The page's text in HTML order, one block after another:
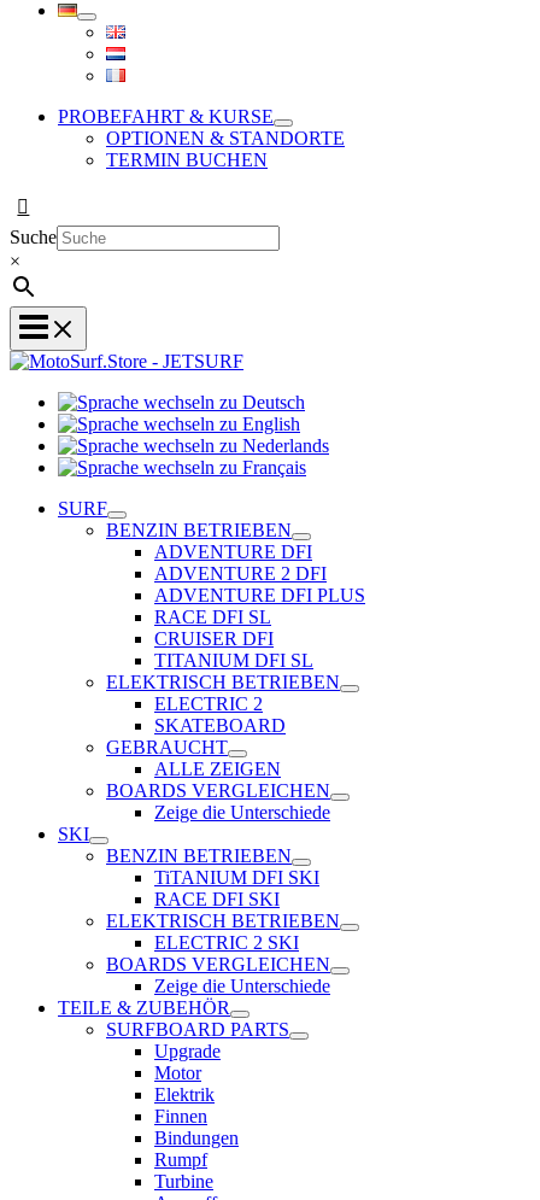
PROBEFAHRT & KURSE
OPTIONEN & STANDORTE
TERMIN BUCHEN
Suche
×
zu
Deutsch
wechseln
zu
Sprache
Sprache
Français
SURF
BENZIN BETRIEBEN
ADVENTURE DFI
ADVENTURE 2 DFI
ADVENTURE DFI PLUS
RACE DFI SL
CRUISER DFI
TITANIUM DFI SL
ELEKTRISCH BETRIEBEN
ELECTRIC 2
SKATEBOARD
GEBRAUCHT
ALLE ZEIGEN
BOARDS VERGLEICHEN
Zeige die Unterschiede
SKI
BENZIN BETRIEBEN
TiTANIUM DFI SKI
RACE DFI SKI
ELEKTRISCH BETRIEBEN
ELECTRIC 2 SKI
BOARDS VERGLEICHEN
Zeige die Unterschiede
TEILE & ZUBEHÖR
SURFBOARD PARTS
Upgrade
Motor
Elektrik
Finnen
Bindungen
Rumpf
Turbine